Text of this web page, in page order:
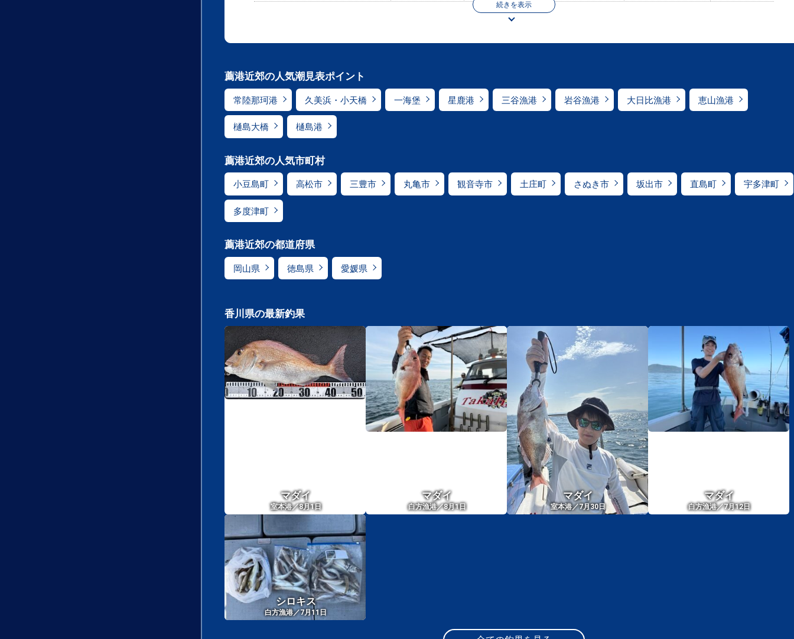
続きを表示
薦港近郊の人気潮見表ポイント
常陸那珂港 久美浜・小天橋 一海堡 星鹿港 三谷漁港 岩谷漁港 大日比漁港 恵山漁港
樋島大橋 樋島港
薦港近郊の人気市町村
小豆島町 高松市 三豊市 丸亀市 観音寺市 土庄町 さぬき市 坂出市 直島町 宇多津町
多度津町
薦港近郊の都道府県
岡山県 徳島県 愛媛県
香川県の最新釣果
マダイ
室本港／8月1日
マダイ
白方漁港／8月1日
マダイ
室本港／7月30日
マダイ
白方漁港／7月12日
シロキス
白方漁港／7月11日